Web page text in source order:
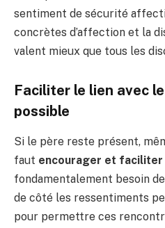
sentiment de sécurité
concrètes d’affection et la
valent mieux que tous les
Faciliter le lien avec
possible
Si le père reste présent,
faut encourager et faciliter
fondamentalement besoin
de côté les ressentiments
pour permettre ces